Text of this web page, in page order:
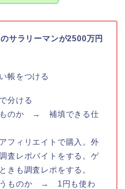
サラリーマンが2500万円
帳をつける
分ける
のか → 補填できる仕
フィリエイトで購入。外
査レポバイトをする。ゲ
きも調査レポをする。
ものか → 1円も使わ